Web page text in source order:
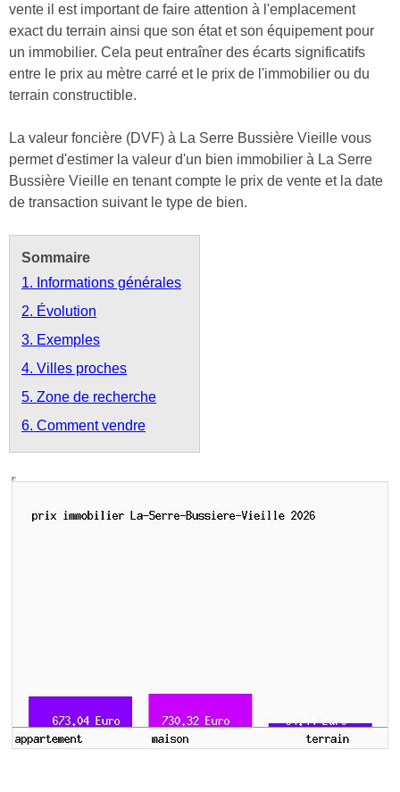
vente il est important de faire attention à l'emplacement
exact du terrain ainsi que son état et son équipement pour
un immobilier. Cela peut entraîner des écarts significatifs
entre le prix au mètre carré et le prix de l'immobilier ou du
terrain constructible.
La valeur foncière (DVF) à La Serre Bussière Vieille vous
permet d'estimer la valeur d'un bien immobilier à La Serre
Bussière Vieille en tenant compte le prix de vente et la date
de transaction suivant le type de bien.
Sommaire
1. Informations générales
2. Évolution
3. Exemples
4. Villes proches
5. Zone de recherche
6. Comment vendre